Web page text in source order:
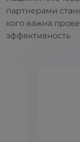
партнерами
кого важна
эффективность